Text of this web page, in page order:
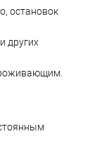
остановок
других